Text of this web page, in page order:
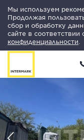
Мы используем
Продолжая
сбор и обработку
сайте в соответствии
конфиденциальности